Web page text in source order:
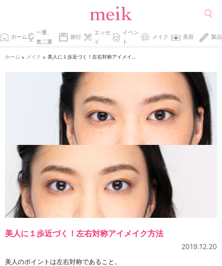
ホーム
一重、
奥二重
旅行
エッセ
イ
イベン
ト
メイク 美容 製品
ホーム > メイク > 美人に１歩近づく！左右対称アイメイク方法
美人に１歩近づく！左右対称アイメイク方法
2019.12.20
美人のポイントは左右対称であること。